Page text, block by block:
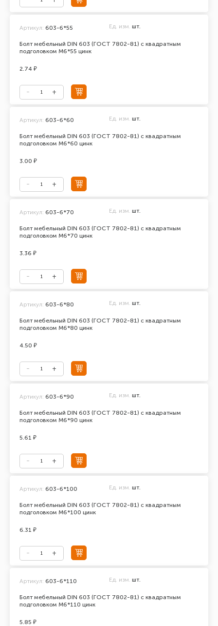
Болт мебельный DIN 603 (ГОСТ 7802-81) с квадратным
подголовком М6*55 цинк
Артикул: 603-6*55 Ед. изм. шт.
2.74 ₽
Болт мебельный DIN 603 (ГОСТ 7802-81) с квадратным
подголовком М6*60 цинк
Артикул: 603-6*60 Ед. изм. шт.
3.00 ₽
Болт мебельный DIN 603 (ГОСТ 7802-81) с квадратным
подголовком М6*70 цинк
Артикул: 603-6*70 Ед. изм. шт.
3.36 ₽
Болт мебельный DIN 603 (ГОСТ 7802-81) с квадратным
подголовком М6*80 цинк
Артикул: 603-6*80 Ед. изм. шт.
4.50 ₽
Болт мебельный DIN 603 (ГОСТ 7802-81) с квадратным
подголовком М6*90 цинк
Артикул: 603-6*90 Ед. изм. шт.
5.61 ₽
Болт мебельный DIN 603 (ГОСТ 7802-81) с квадратным
подголовком М6*100 цинк
Артикул: 603-6*100 Ед. изм. шт.
6.31 ₽
Болт мебельный DIN 603 (ГОСТ 7802-81) с квадратным
подголовком М6*110 цинк
Артикул: 603-6*110 Ед. изм. шт.
5.85 ₽